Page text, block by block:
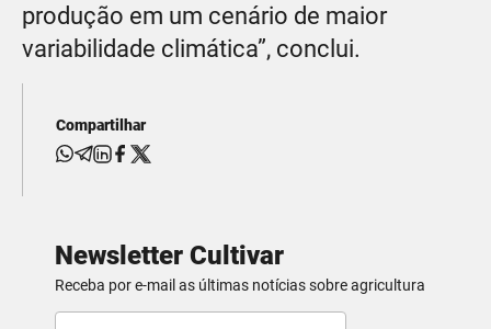
produção em um cenário de maior
variabilidade climática”, conclui.
Compartilhar
Newsletter Cultivar
Receba por e-mail as últimas notícias sobre agricultura